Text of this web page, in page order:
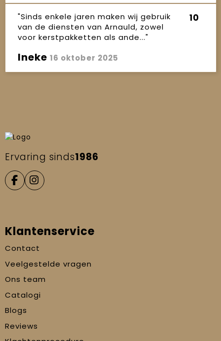
"Sinds enkele jaren maken wij gebruik
van de diensten van Arnauld, zowel
voor kerstpakketten als ande..."
10
Ineke 16 oktober 2025
Ervaring sinds1986
Klantenservice
Contact
Veelgestelde vragen
Ons team
Catalogi
Blogs
Reviews